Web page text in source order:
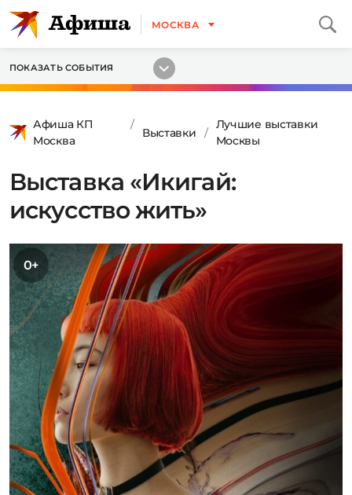
МОСКВА
ПОКАЗАТЬ СОБЫТИЯ
Афиша КП
Москва
Выставки
Лучшие выставки
Москвы
Выставка «Икигай:
искусство жить»
0+